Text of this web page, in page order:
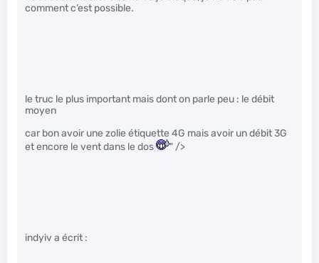
comment c’est possible.
le truc le plus important mais dont on parle peu : le débit
moyen
car bon avoir une zolie étiquette 4G mais avoir un débit 3G
et encore le vent dans le dos
" />
indyiv a écrit :